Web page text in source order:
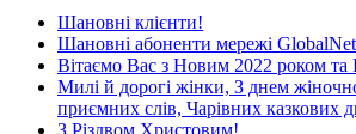
Шановні клієнти!
Шановні абоненти мережі
Вітаємо Вас з Новим 2022 роком та
Милі й дорогі жінки, З днем
приємних слів, Чарівних казкових
З Різдвом Христовим!